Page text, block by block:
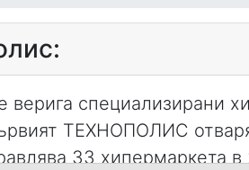
специализирани
ТЕХНОПОЛИС
33 хипермаркета